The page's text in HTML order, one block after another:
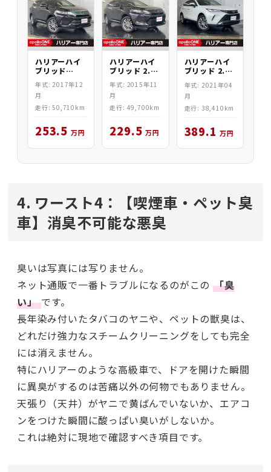
ハリアーハイ
ブリッド
2.5HV
PREMIUM
4WD
年式: 2017年12
月
走行: 50,710km
253.5 万円
ハリアーハイ
ブリッド 2.5
PREMIUM
ADV 4WD
年式: 2015年11
月
走行: 49,700km
229.5 万円
ハリアーハイ
ブリッド 2.5
4WD
年式: 2021年04
月
走行: 38,410km
389.1 万円
4. ワースト4：【喫煙車・ペット臭
車】消臭不可能な悪臭
臭いは写真には写りません。
ネット通販で一番トラブルになるのがこの 「臭
い」です。
長年染み付いたタバコのヤニや、ペットの獣臭は、
どれだけ強力なスチームクリーニングをしても完全
には消えません。
特にハリアーのような高級車で、ドアを開けた瞬間
に異臭がするのは苦痛以外の何物でもありません。
天張り（天井）がヤニで黄ばんでいないか、エアコ
ンをつけた瞬間に酸っぱい臭いがしないか。
これは絶対に現地で確認すべき項目です。